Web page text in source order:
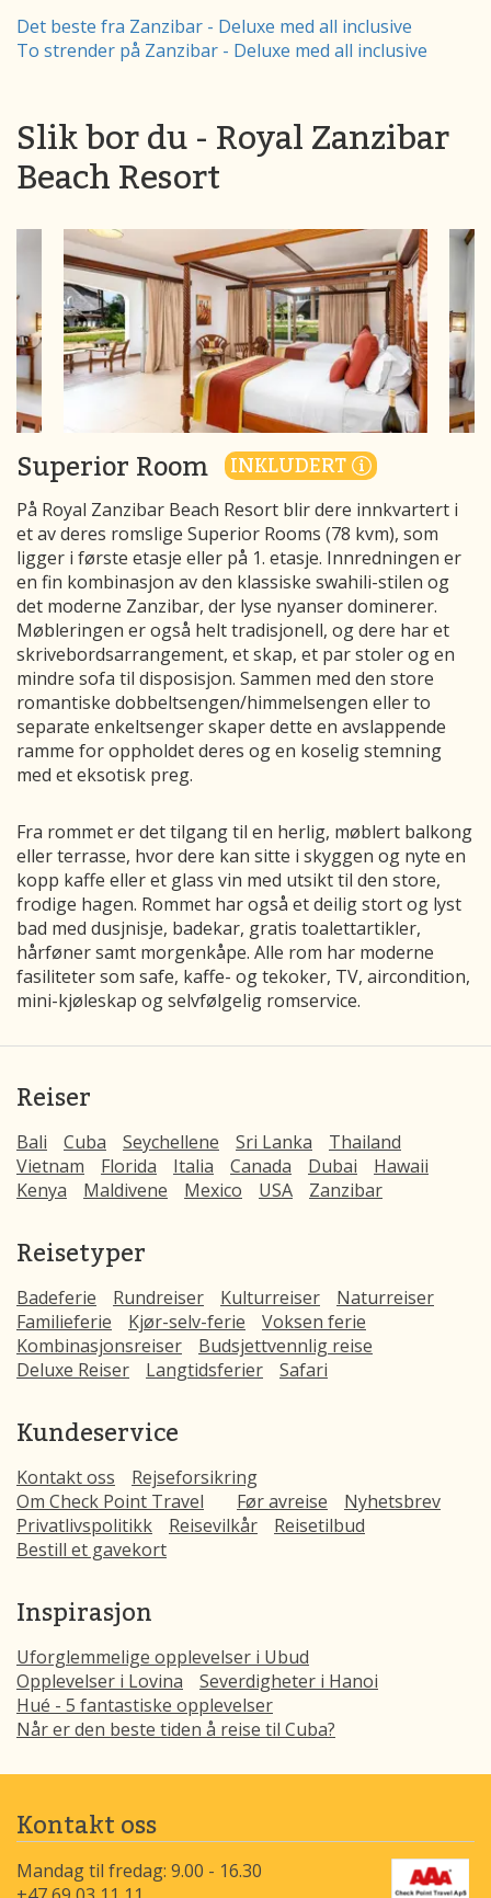
Det beste fra Zanzibar - Deluxe med all inclusive
To strender på Zanzibar - Deluxe med all inclusive
Slik bor du - Royal Zanzibar
Beach Resort
Superior Room INKLUDERT
På Royal Zanzibar Beach Resort blir dere innkvartert i
et av deres romslige Superior Rooms (78 kvm), som
ligger i første etasje eller på 1. etasje. Innredningen er
en fin kombinasjon av den klassiske swahili-stilen og
det moderne Zanzibar, der lyse nyanser dominerer.
Møbleringen er også helt tradisjonell, og dere har et
skrivebordsarrangement, et skap, et par stoler og en
mindre sofa til disposisjon. Sammen med den store
romantiske dobbeltsengen/himmelsengen eller to
separate enkeltsenger skaper dette en avslappende
ramme for oppholdet deres og en koselig stemning
med et eksotisk preg.
Fra rommet er det tilgang til en herlig, møblert balkong
eller terrasse, hvor dere kan sitte i skyggen og nyte en
kopp kaffe eller et glass vin med utsikt til den store,
frodige hagen. Rommet har også et deilig stort og lyst
bad med dusjnisje, badekar, gratis toalettartikler,
hårføner samt morgenkåpe. Alle rom har moderne
fasiliteter som safe, kaffe- og tekoker, TV, aircondition,
mini-kjøleskap og selvfølgelig romservice.
Reiser
Bali Cuba Seychellene Sri Lanka
Thailand
Vietnam
Florida Italia Canada Dubai
Hawaii
Kenya
Maldivene Mexico USA Zanzibar
Reisetyper
Badeferie Rundreiser Kulturreiser
Naturreiser
Familieferie
Kjør-selv-ferie
Voksen ferie
Kombinasjonsreiser
Budsjettvennlig reise
Deluxe Reiser
Langtidsferier Safari
Kundeservice
Kontakt oss
Rejseforsikring
Om Check Point Travel
Før avreise
Nyhetsbrev
Privatlivspolitikk
Reisevilkår
Reisetilbud
Bestill et gavekort
Inspirasjon
Uforglemmelige opplevelser i Ubud
Opplevelser i Lovina
Severdigheter i Hanoi
Hué - 5 fantastiske opplevelser
Når er den beste tiden å reise til Cuba?
Kontakt oss
Mandag til fredag: 9.00 - 16.30